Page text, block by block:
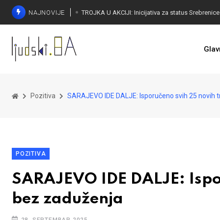
NAJNOVIJE
Pozitiva SARAJEVO IDE DALJE: Isporučeno svih 25
POZITIVA
SARAJEVO IDE DALJE:
bez zaduženja